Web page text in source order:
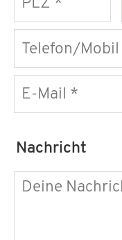
Nachricht